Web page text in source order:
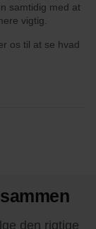
samtidig med at
vigtig.
os til at se hvad
den rigtige